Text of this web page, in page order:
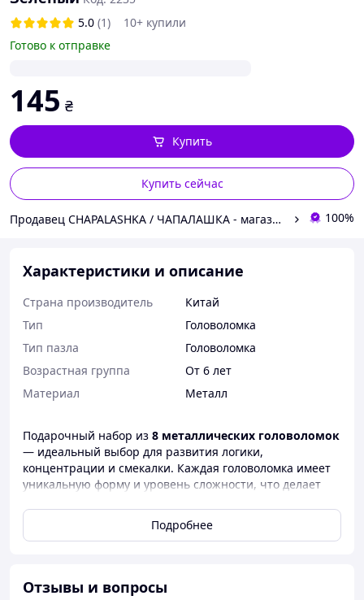
5.0 (1)
10+ купили
Готово к отправке
145 ₴
Купить сейчас
Купить
Продавец CHAPALASHKA / ЧАПАЛАШКА - магазин актуальных вещей 100%
Характеристики и описание
Страна производитель
Китай
Тип
Головоломка
Тип пазла
Головоломка
Возрастная группа
От 6 лет
Материал
Металл
Подарочный набор из 8 металлических головоломок
— идеальный выбор для развития логики,
концентрации и смекалки. Каждая головоломка имеет
уникальную форму и уровень сложности, что делает
прочного металла,
ломаются, не гнутся и служат годами. Это отличный
друзьям или детям.
Подробнее
Отзывы и вопросы